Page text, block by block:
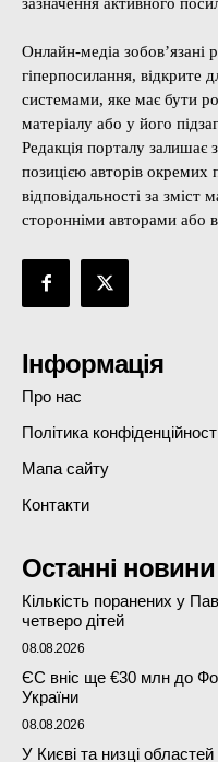
Онлайн-медіа зобов’язані
гіперпосилання, відкрите
системами, яке має бути
матеріалу або у його
Редакція порталу залишає
позицією авторів окремих
відповідальності за
сторонніми авторами або
Інформація
Про нас
Політика
Мапа сайту
Контакти
Останні новини
Кількість поранених у
четверо дітей
08.08.2026
ЄС вніс ще €30 млн до
України
08.08.2026
У Києві та низці областей